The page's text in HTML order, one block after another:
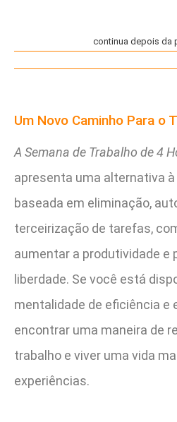
continua depois da
Um Novo Caminho Para o
A Semana de Trabalho de 4
apresenta uma alternativa
baseada em eliminação,
terceirização de tarefas,
aumentar a produtividade e
liberdade. Se você está
mentalidade de eficiência e
encontrar uma maneira de
trabalho e viver uma vida
experiências.